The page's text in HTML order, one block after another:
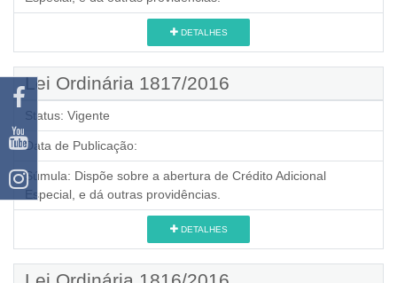
DETALHES
Lei Ordinária 1817/2016
Status: Vigente
Data de Publicação:
Súmula: Dispõe sobre a abertura de Crédito Adicional
Especial, e dá outras providências.
DETALHES